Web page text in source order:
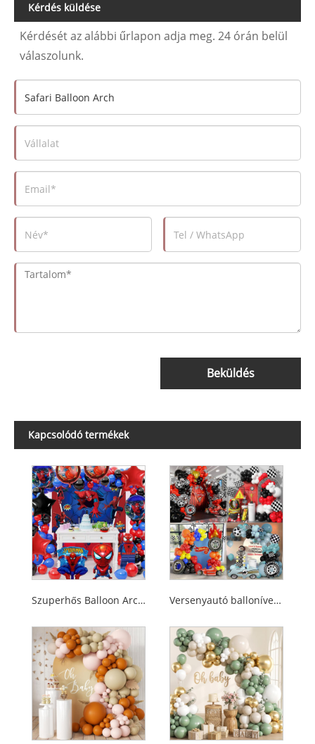
Kérdés küldése
Kérdését az alábbi űrlapon adja meg. 24 órán belül
válaszolunk.
Beküldés
Kapcsolódó termékek
Szuperhős Balloon Arch Garland készlet Versenyautó balloníves készlet